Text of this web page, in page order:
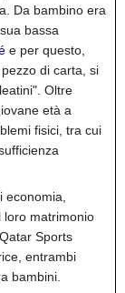
Da bambino era
bassa
e per questo,
di carta, si
Oltre
età a
fisici, tra cui
loro matrimonio
Sports
entrambi
bambini.